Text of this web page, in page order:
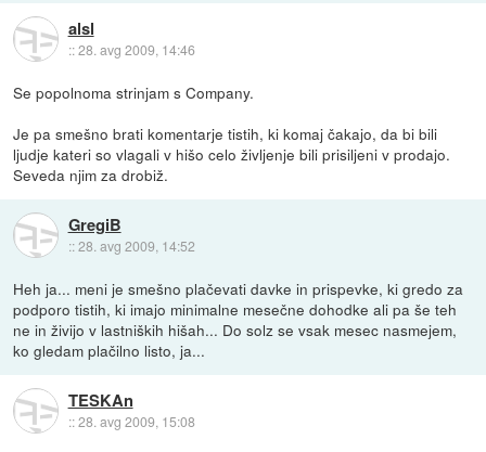
alsl
::28. avg 2009, 14:46
Se popolnoma strinjam s Company.
Je pa smešno brati komentarje tistih, ki komaj čakajo, da bi bili
ljudje kateri so vlagali v hišo celo življenje bili prisiljeni v prodajo.
Seveda njim za drobiž.
GregiB
::28. avg 2009, 14:52
Heh ja... meni je smešno plačevati davke in prispevke, ki gredo za
podporo tistih, ki imajo minimalne mesečne dohodke ali pa še teh
ne in živijo v lastniških hišah... Do solz se vsak mesec nasmejem,
ko gledam plačilno listo, ja...
TESKAn
::28. avg 2009, 15:08